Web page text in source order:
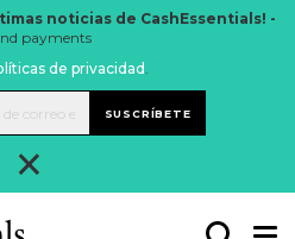
noticias de CashEssentials! -
payments
de privacidad .
SUSCRÍBETE
×